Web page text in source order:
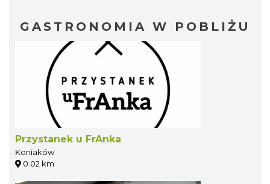
GASTRONOMIA W POBLIŻU
Przystanek u FrAnka
Koniaków
0.02 km